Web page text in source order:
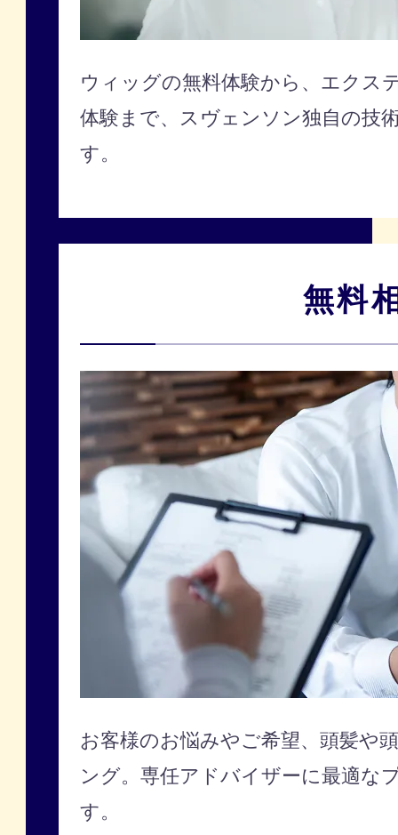
ウィッグの無料体験から、エクス
体験まで、スヴェンソン独自の技
す。
無料
お客様のお悩みやご希望、頭髪や
ング。専任アドバイザーに最適な
す。